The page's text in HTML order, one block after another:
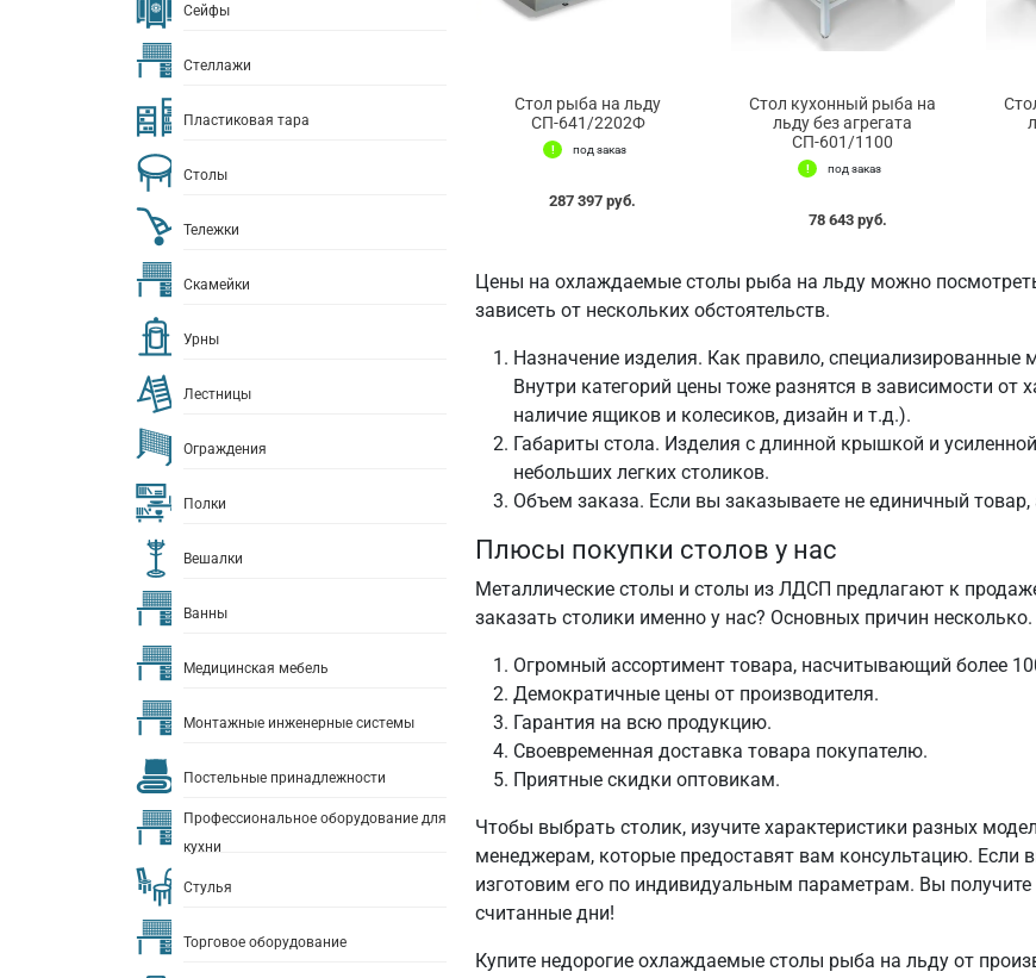
Сейфы
Стеллажи
Пластиковая тара
Столы
Тележки
Скамейки
Урны
Лестницы
Ограждения
Полки
Вешалки
Ванны
Медицинская мебель
Монтажные инженерные системы
Постельные принадлежности
Профессиональное оборудование для
кухни
Стулья
Торговое оборудование
Стол рыба на льду
СП-641/2202Ф
под заказ
287 397 руб.
Стол кухонный рыба на
льду без агрегата
СП-601/1100
под заказ
78 643 руб.
Цены на охлаждаемые столы рыба на льду можно
зависеть от нескольких обстоятельств.
Назначение изделия. Как правило,
Внутри категорий цены тоже разнятся в зависимости от
наличие ящиков и колесиков, дизайн и т.д.).
Габариты стола. Изделия с длинной крышкой и
небольших легких столиков.
Объем заказа. Если вы заказываете не единичный
Плюсы покупки столов у нас
Металлические столы и столы из ЛДСП предлагают к
заказать столики именно у нас? Основных причин несколько.
Огромный ассортимент товара, насчитывающий более
Демократичные цены от производителя.
Гарантия на всю продукцию.
Своевременная доставка товара покупателю.
Приятные скидки оптовикам.
Чтобы выбрать столик, изучите характеристики разных
менеджерам, которые предоставят вам консультацию. Если
изготовим его по индивидуальным параметрам. Вы
считанные дни!
Купите недорогие охлаждаемые столы рыба на льду от